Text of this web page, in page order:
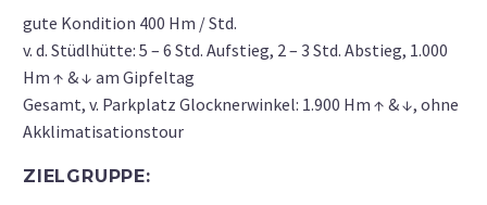
gute Kondition 400 Hm / Std.
v. d. Stüdlhütte: 5 – 6 Std. Aufstieg, 2 – 3 Std. Abstieg, 1.000
Hm ↑ & ↓ am Gipfeltag
Gesamt, v. Parkplatz Glocknerwinkel: 1.900 Hm ↑ & ↓, ohne
Akklimatisationstour
ZIELGRUPPE: